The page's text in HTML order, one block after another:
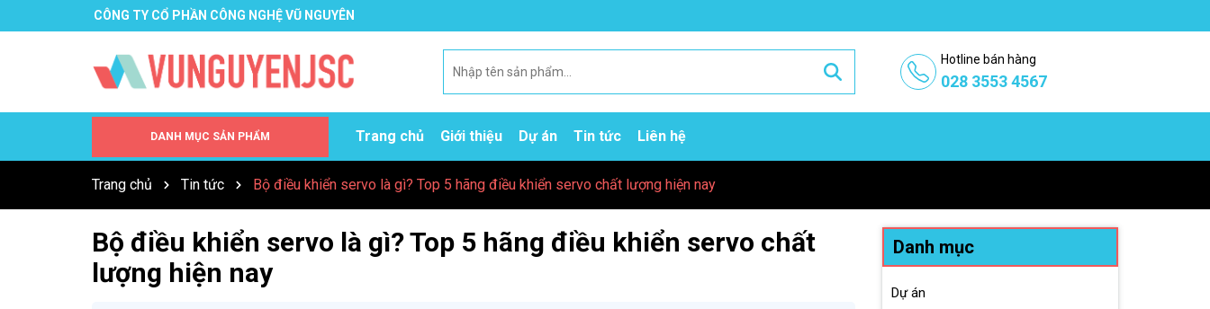
CÔNG TY CỔ PHẦN CÔNG NGHỆ VŨ NGUYÊN
Hotline bán hàng
028 3553 4567
DANH MỤC SẢN PHẨM Trang chủ Giới thiệu Dự án Tin tức Liên hệ
Trang chủ Tin tức Bộ điều khiển servo là gì? Top 5 hãng điều khiển servo chất lượng hiện nay
Bộ điều khiển servo là gì? Top 5 hãng điều khiển servo chất
lượng hiện nay
Danh mục
Dự án